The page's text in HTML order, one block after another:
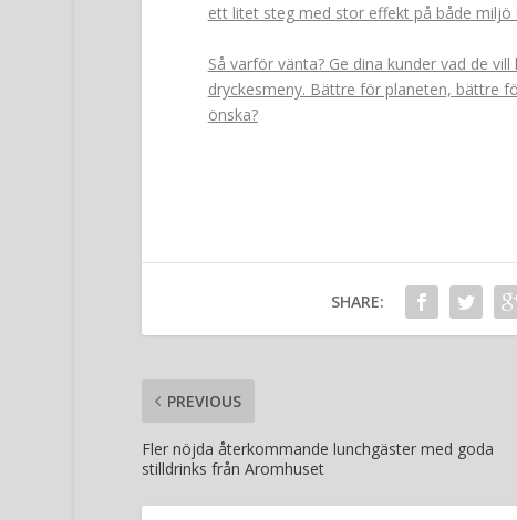
ett litet steg med stor effekt på både miljö
Så varför vänta? Ge dina kunder vad de
dryckesmeny. Bättre för planeten, bättre
önska?
SHARE:
PREVIOUS
Fler nöjda återkommande lunchgäster med goda
stilldrinks från Aromhuset